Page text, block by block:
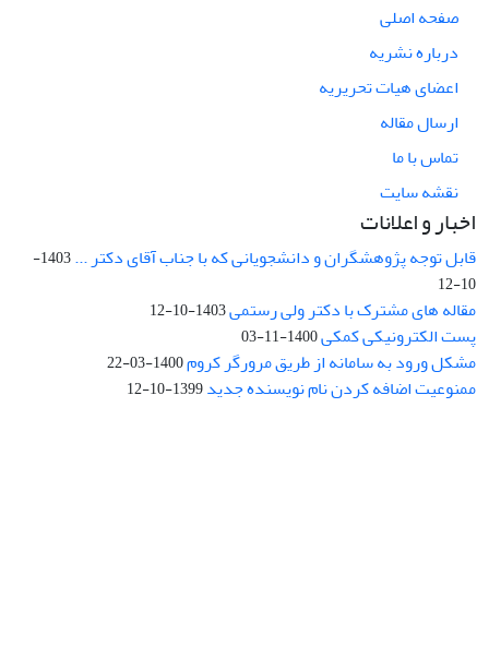
صفحه اصلی
درباره نشریه
اعضای هیات تحریریه
ارسال مقاله
تماس با ما
نقشه سایت
اخبار و اعلانات
قابل توجه پژوهشگران و دانشجویانی که با جناب آقای دکتر ...
1403-
10-12
مقاله های مشترک با دکتر ولی رستمی1403-10-12
پست الکترونیکی کمکی1400-11-03
مشکل ورود به سامانه از طریق مرورگر کروم1400-03-22
ممنوعیت اضافه کردن نام نویسنده جدید1399-10-12